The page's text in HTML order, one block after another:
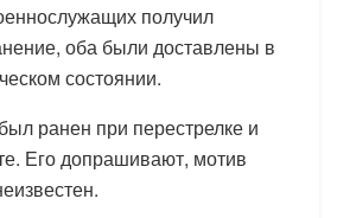
получил
оба были доставлены в
состоянии.
ранен при перестрелке и
Его допрашивают, мотив